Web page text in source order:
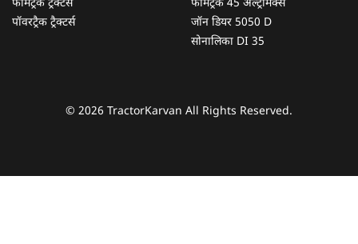
फार्मट्रैक ट्रैक्टर्स
पॉवरट्रैक ट्रैक्टर्स
फार्मट्रैक 45 अल्ट्रामैक्स
जॉन डियर 5050 D
सोनालिका DI 35
© 2026 TractorKarvan All Rights Reserved.